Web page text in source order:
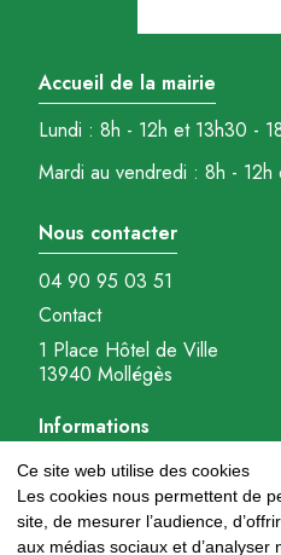
Ce site web utilise des cookies
Les cookies nous permettent de
site, de mesurer l’audience,
aux médias sociaux et d’analyser
Accueil de la mairie
Lundi : 8h - 12h et 13h30 -
Mardi au vendredi : 8h - 12h
Nous contacter
04 90 95 03 51
Contact
1 Place Hôtel de Ville
13940 Mollégès
Informations
Plan interactif
Mentions légales
Gestions des cookies